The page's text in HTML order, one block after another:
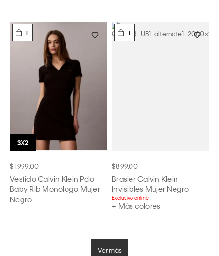
+
$1,999.00
Vestido Calvin Klein Polo
Baby Rib Monologo Mujer
Negro
+
$899.00
Brasier Calvin Klein
Invisibles Mujer Negro
Exclusivo online
+ Más colores
Ver más